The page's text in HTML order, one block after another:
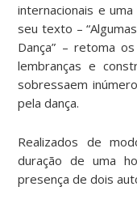
internacionais e
seu texto –
Dança” – retoma
lembranças e
sobressaem
pela dança.
Realizados de
duração de uma
presença de dois